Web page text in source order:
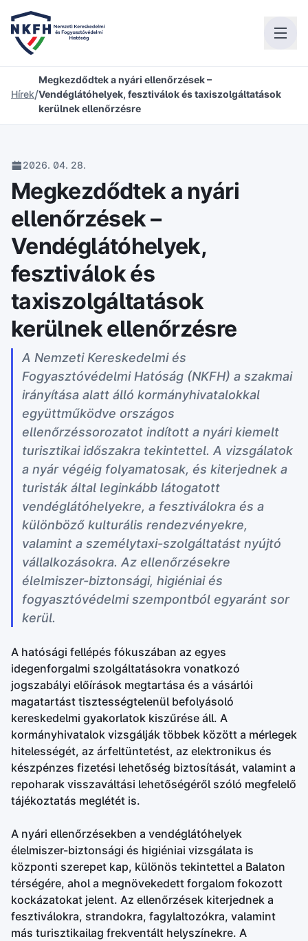
Hírek/
Megkezdődtek a nyári ellenőrzések –
Vendéglátóhelyek, fesztiválok és taxiszolgáltatások
kerülnek ellenőrzésre
2026. 04. 28.
Megkezdődtek a nyári
ellenőrzések –
Vendéglátóhelyek,
fesztiválok és
taxiszolgáltatások
kerülnek ellenőrzésre
A Nemzeti Kereskedelmi és
Fogyasztóvédelmi Hatóság (NKFH) a szakmai
irányítása alatt álló kormányhivatalokkal
együttműködve országos
ellenőrzéssorozatot indított a nyári kiemelt
turisztikai időszakra tekintettel. A vizsgálatok
a nyár végéig folyamatosak, és kiterjednek a
turisták által leginkább látogatott
vendéglátóhelyekre, a fesztiválokra és a
különböző kulturális rendezvényekre,
valamint a személytaxi-szolgáltatást nyújtó
vállalkozásokra. Az ellenőrzésekre
élelmiszer-biztonsági, higiéniai és
fogyasztóvédelmi szempontból egyaránt sor
kerül.
A hatósági fellépés fókuszában az egyes
idegenforgalmi szolgáltatásokra vonatkozó
jogszabályi előírások megtartása és a vásárlói
magatartást tisztességtelenül befolyásoló
kereskedelmi gyakorlatok kiszűrése áll. A
kormányhivatalok vizsgálják többek között a mérlegek
hitelességét, az árfeltüntetést, az elektronikus és
készpénzes fizetési lehetőség biztosítását, valamint a
repoharak visszaváltási lehetőségéről szóló megfelelő
tájékoztatás meglétét is.
A nyári ellenőrzésekben a vendéglátóhelyek
élelmiszer-biztonsági és higiéniai vizsgálata is
központi szerepet kap, különös tekintettel a Balaton
térségére, ahol a megnövekedett forgalom fokozott
kockázatokat jelent. Az ellenőrzések kiterjednek a
fesztiválokra, strandokra, fagylaltozókra, valamint
más turisztikailag frekventált helyszínekre. A